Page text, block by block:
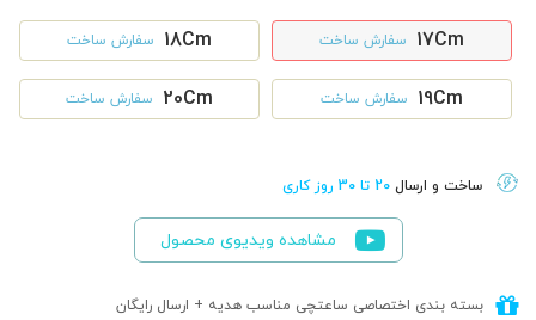
17Cm سفارش ساخت 18Cm سفارش ساخت
19Cm سفارش ساخت 20Cm سفارش ساخت
ساخت و ارسال 20 تا 30 روز کاری
مشاهده ویدیوی محصول
بسته بندی اختصاصی ساعتچی مناسب هدیه + ارسال رایگان